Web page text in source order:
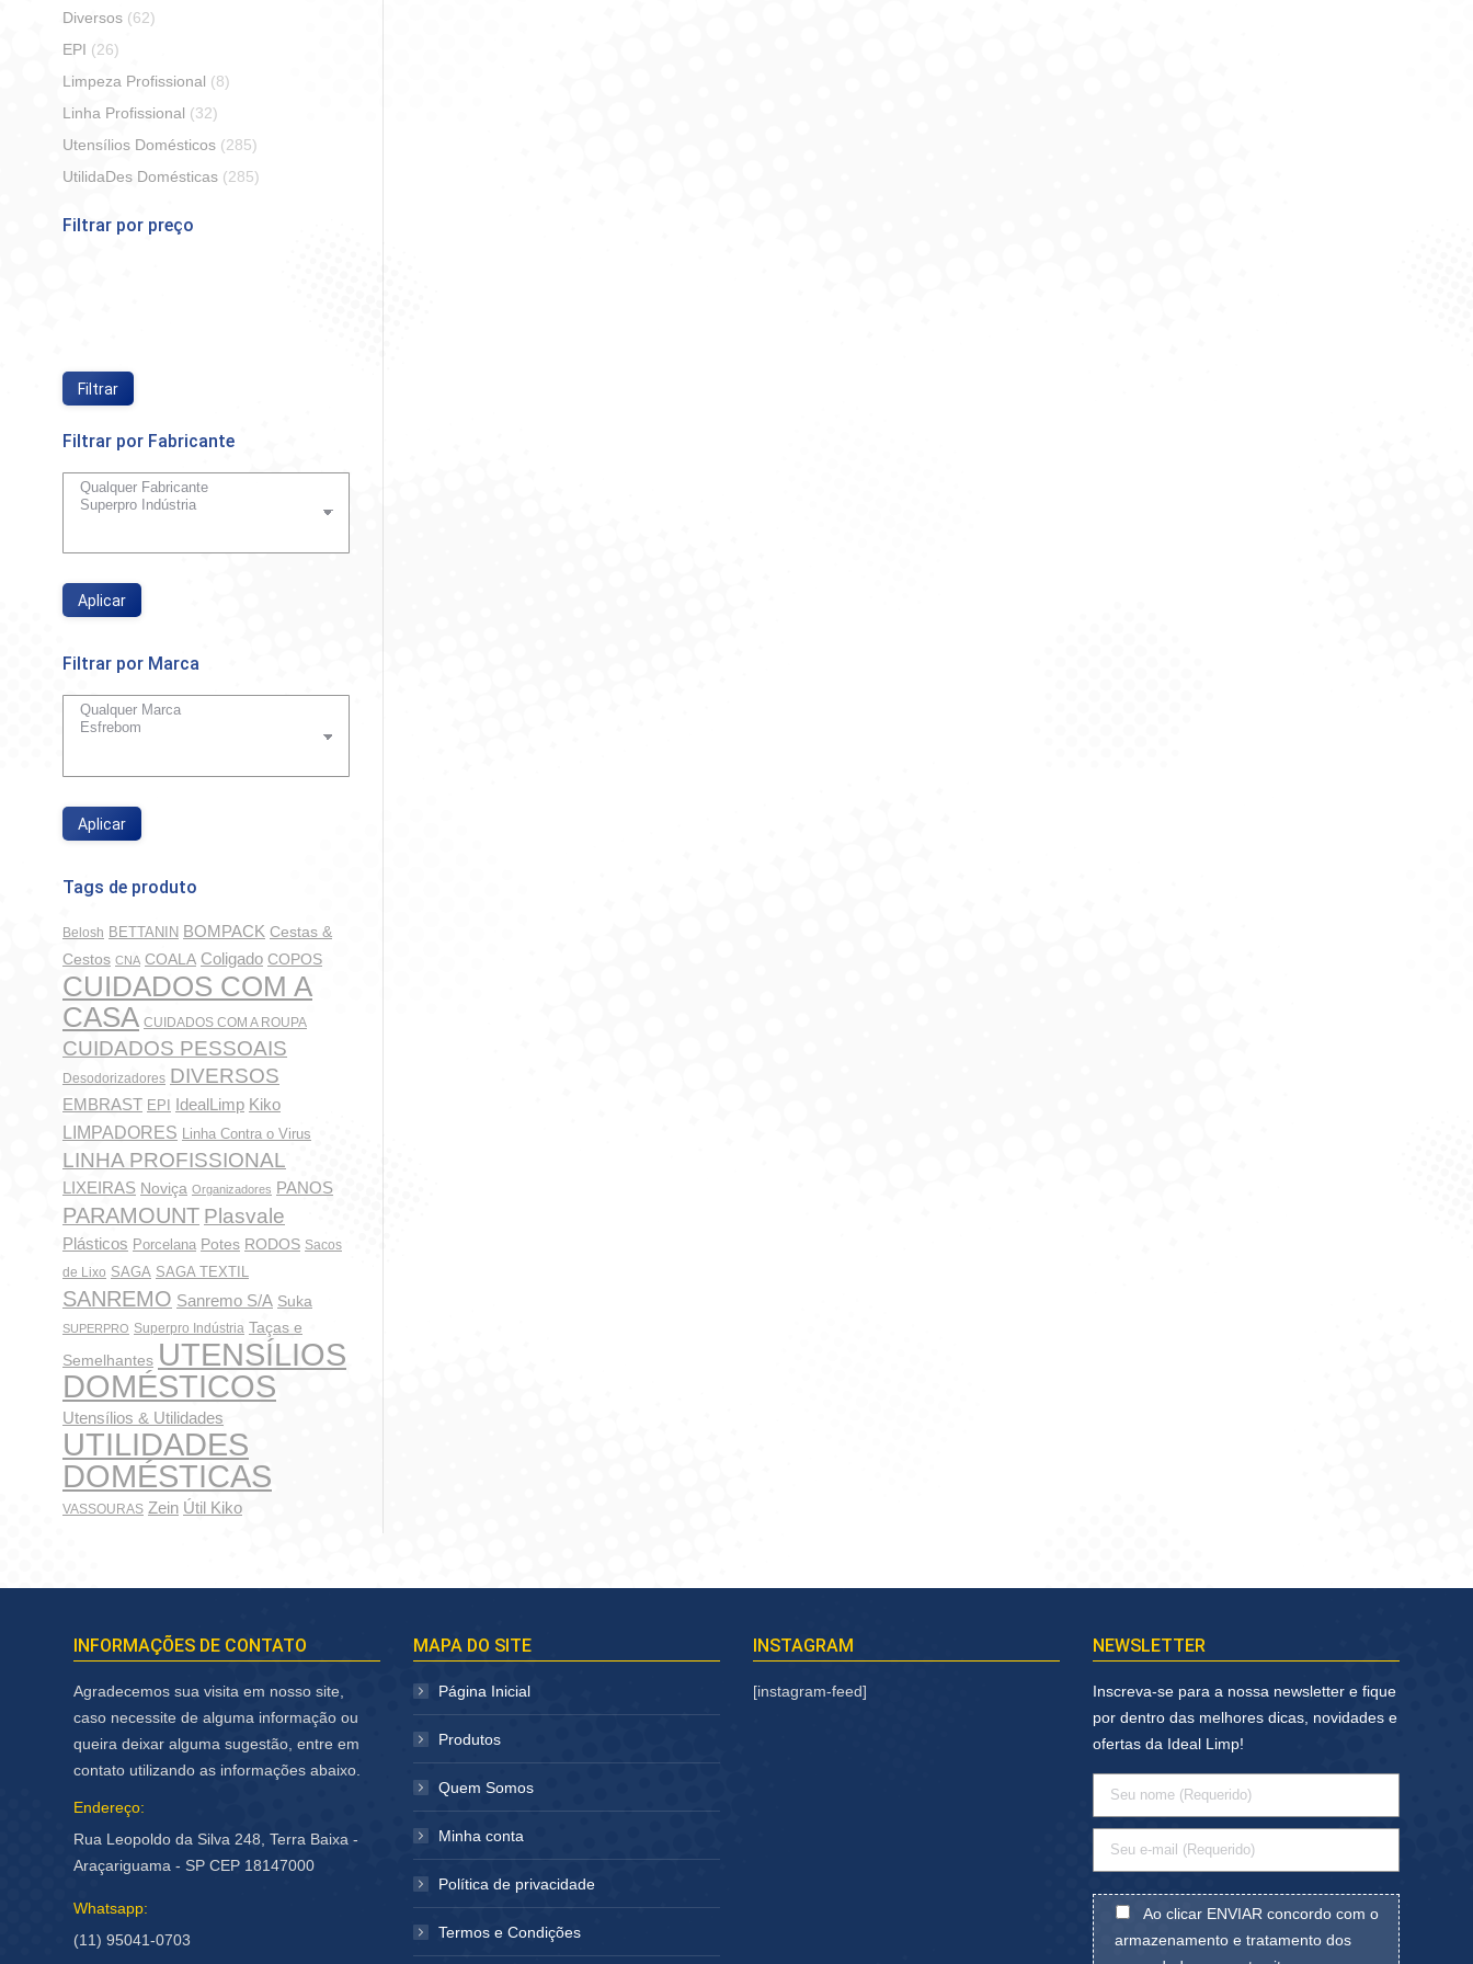
Diversos (62)
EPI (26)
Limpeza Profissional (8)
Linha Profissional (32)
Utensílios Domésticos (285)
UtilidaDes Domésticas (285)
Filtrar por preço
Filtrar
Filtrar por Fabricante
Aplicar
Filtrar por Marca
Aplicar
Tags de produto
Belosh BETTANIN BOMPACK Cestas &
Cestos CNA COALA Coligado COPOS
CUIDADOS COM A
CASA CUIDADOS COM A ROUPA
CUIDADOS PESSOAIS
Desodorizadores DIVERSOS
EMBRAST EPI IdealLimp Kiko
LIMPADORES Linha Contra o Virus
LINHA PROFISSIONAL
LIXEIRAS Noviça Organizadores PANOS
PARAMOUNT Plasvale
Plásticos Porcelana Potes RODOS Sacos
de Lixo SAGA SAGA TEXTIL
SANREMO Sanremo S/A Suka
SUPERPRO Superpro Indústria Taças e
Semelhantes UTENSÍLIOS
DOMÉSTICOS
Utensílios & Utilidades
UTILIDADES
DOMÉSTICAS
VASSOURAS Zein Útil Kiko
INFORMAÇÕES DE CONTATO
Agradecemos sua visita em nosso site,
caso necessite de alguma informação ou
queira deixar alguma sugestão, entre em
contato utilizando as informações abaixo.
Endereço:
Rua Leopoldo da Silva 248, Terra Baixa -
Araçariguama - SP CEP 18147000
Whatsapp:
(11) 95041-0703
MAPA DO SITE
Página Inicial
Produtos
Quem Somos
Minha conta
Política de privacidade
Termos e Condições
INSTAGRAM
[instagram-feed]
NEWSLETTER
Inscreva-se para a nossa newsletter e fique
por dentro das melhores dicas, novidades e
ofertas da Ideal Limp!
Ao clicar ENVIAR concordo com o
armazenamento e tratamento dos